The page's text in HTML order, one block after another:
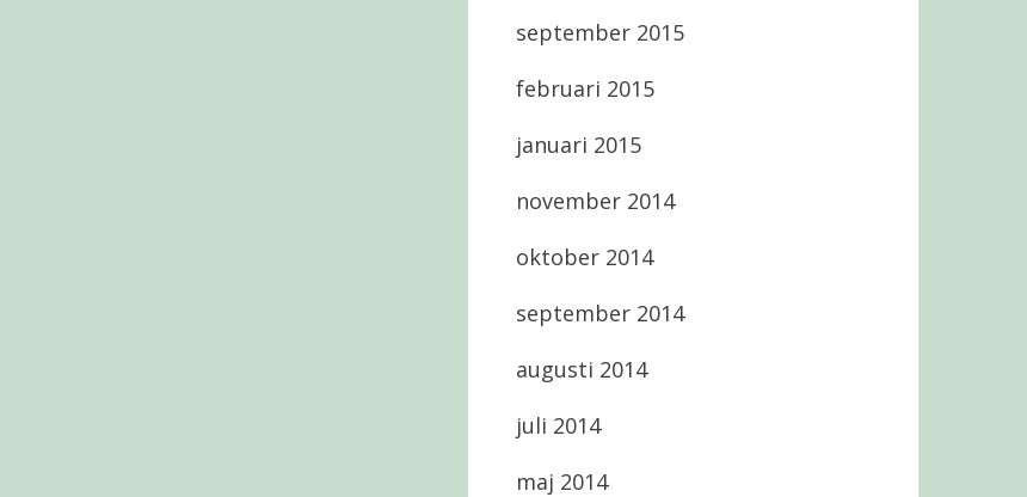
september 2015
februari 2015
januari 2015
november 2014
oktober 2014
september 2014
augusti 2014
juli 2014
maj 2014